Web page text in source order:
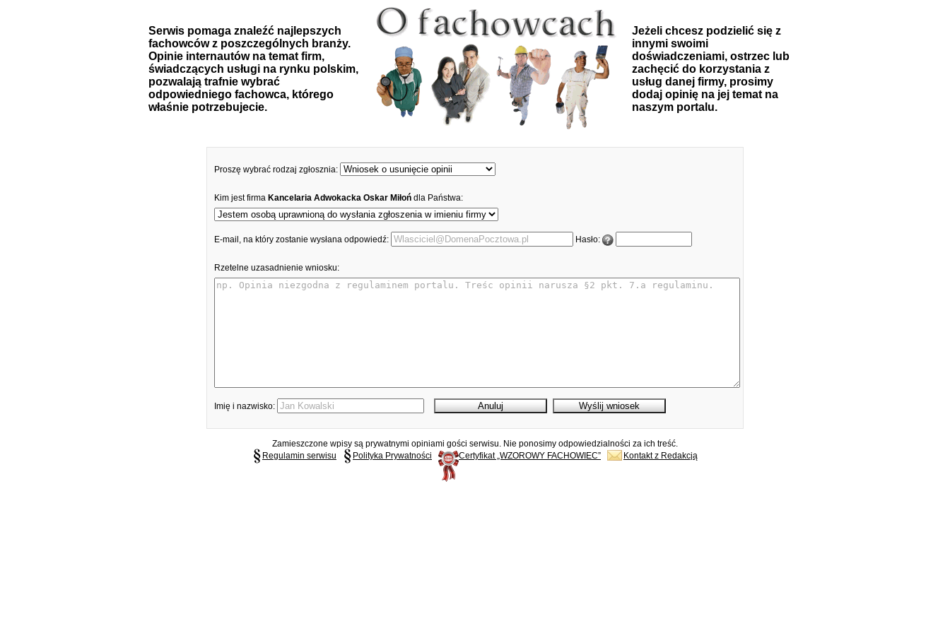
Serwis pomaga znaleźć najlepszych
fachowców z poszczególnych branży.
Opinie internautów na temat firm,
świadczących usługi na rynku polskim,
pozwalają trafnie wybrać
odpowiedniego fachowca, którego
właśnie potrzebujecie.
Jeżeli chcesz podzielić się z
innymi swoimi
doświadczeniami, ostrzec lub
zachęcić do korzystania z
usług danej firmy, prosimy
dodaj opinię na jej temat na
naszym portalu.
Proszę wybrać rodzaj zgłosznia:
Kim jest firma Kancelaria Adwokacka Oskar Miłoń dla Państwa:
E-mail, na który zostanie wysłana odpowiedź: Hasło:
Rzetelne uzasadnienie wniosku:
Imię i nazwisko:
Zamieszczone wpisy są prywatnymi opiniami gości serwisu. Nie ponosimy odpowiedzialności za ich treść.
Regulamin serwisu
Polityka Prywatności Certyfikat „WZOROWY FACHOWIEC” Kontakt z Redakcją